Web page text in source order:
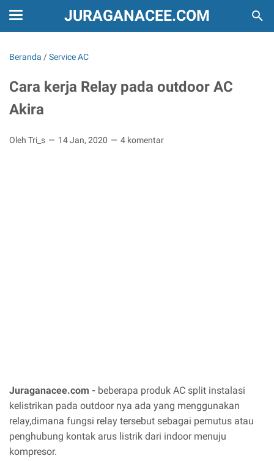
JURAGANACEE.COM
Beranda /Service AC
Cara kerja Relay pada outdoor AC
Akira
Oleh Tri_s 14 Jan, 2020 4 komentar
Juraganacee.com - beberapa produk AC split instalasi
kelistrikan pada outdoor nya ada yang menggunakan
relay,dimana fungsi relay tersebut sebagai pemutus atau
penghubung kontak arus listrik dari indoor menuju
kompresor.